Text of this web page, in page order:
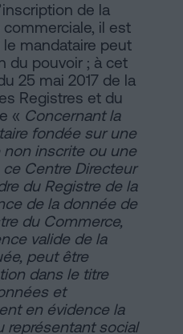
de la
il est
mandataire peut
du pouvoir ; à cet
25 mai 2017 de la
Registres et du
« Concernant la
fondée sur une
inscrite ou une
Centre Directeur
du Registre de la
de la donnée de
du Commerce,
valide de la
peut être
dans le titre
et
en évidence la
représentant social